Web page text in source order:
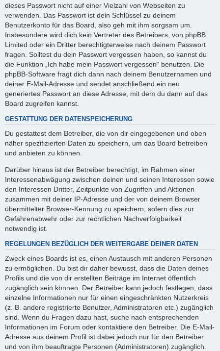
dieses Passwort nicht auf einer Vielzahl von Webseiten zu
verwenden. Das Passwort ist dein Schlüssel zu deinem
Benutzerkonto für das Board, also geh mit ihm sorgsam um.
Insbesondere wird dich kein Vertreter des Betreibers, von phpBB
Limited oder ein Dritter berechtigterweise nach deinem Passwort
fragen. Solltest du dein Passwort vergessen haben, so kannst du
die Funktion „Ich habe mein Passwort vergessen“ benutzen. Die
phpBB-Software fragt dich dann nach deinem Benutzernamen und
deiner E-Mail-Adresse und sendet anschließend ein neu
generiertes Passwort an diese Adresse, mit dem du dann auf das
Board zugreifen kannst.
GESTATTUNG DER DATENSPEICHERUNG
Du gestattest dem Betreiber, die von dir eingegebenen und oben
näher spezifizierten Daten zu speichern, um das Board betreiben
und anbieten zu können.
Darüber hinaus ist der Betreiber berechtigt, im Rahmen einer
Interessenabwägung zwischen deinen und seinen Interessen sowie
den Interessen Dritter, Zeitpunkte von Zugriffen und Aktionen
zusammen mit deiner IP-Adresse und der von deinem Browser
übermittelter Browser-Kennung zu speichern, sofern dies zur
Gefahrenabwehr oder zur rechtlichen Nachverfolgbarkeit
notwendig ist.
REGELUNGEN BEZÜGLICH DER WEITERGABE DEINER DATEN
Zweck eines Boards ist es, einen Austausch mit anderen Personen
zu ermöglichen. Du bist dir daher bewusst, dass die Daten deines
Profils und die von dir erstellten Beiträge im Internet öffentlich
zugänglich sein können. Der Betreiber kann jedoch festlegen, dass
einzelne Informationen nur für einen eingeschränkten Nutzerkreis
(z. B. andere registrierte Benutzer, Administratoren etc.) zugänglich
sind. Wenn du Fragen dazu hast, suche nach entsprechenden
Informationen im Forum oder kontaktiere den Betreiber. Die E-Mail-
Adresse aus deinem Profil ist dabei jedoch nur für den Betreiber
und von ihm beauftragte Personen (Administratoren) zugänglich.